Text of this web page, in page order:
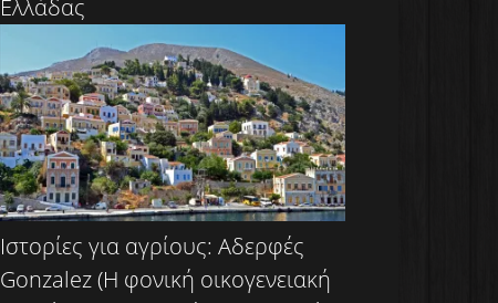
Ελλάδας
Ιστορίες για αγρίους: Αδερφές
Gonzalez (Η φονική οικογενειακή